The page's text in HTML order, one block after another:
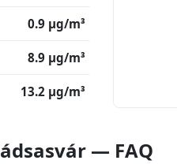
0.9 μg/m³
8.9 μg/m³
13.2 μg/m³
— FAQ